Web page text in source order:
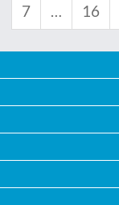
7 … 16